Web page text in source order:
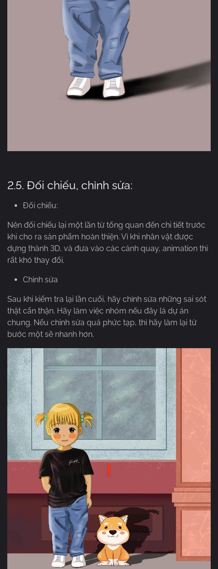
2.5. Đối chiếu, chỉnh sửa:
Đối chiếu:
Nên đối chiếu lại một lần từ tổng quan đến chi tiết trước
khi cho ra sản phẩm hoàn thiện. Vì khi nhân vật được
dựng thành 3D, và đưa vào các cảnh quay, animation thì
rất khó thay đổi.
Chỉnh sửa
Sau khi kiểm tra lại lần cuối, hãy chỉnh sửa những sai sót
thật cẩn thận. Hãy làm việc nhóm nếu đây là dự án
chung. Nếu chỉnh sửa quá phức tạp, thì hãy làm lại từ
bước một sẽ nhanh hơn.